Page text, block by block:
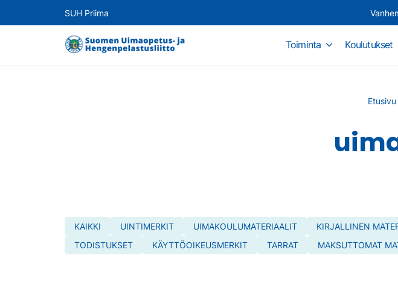
SUH Priima
Toiminta Koulutukset
Etusivu
KAIKKI UINTIMERKIT UIMAKOULUMATERIAALIT KIRJALLINEN
TODISTUKSET
KÄYTTÖOIKEUSMERKIT TARRAT MAKSUTTOMAT